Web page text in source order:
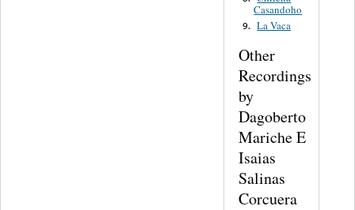
Casandoho
9. La Vaca
Other
Recordings
by
Dagoberto
Mariche E
Isaias
Salinas
Corcuera